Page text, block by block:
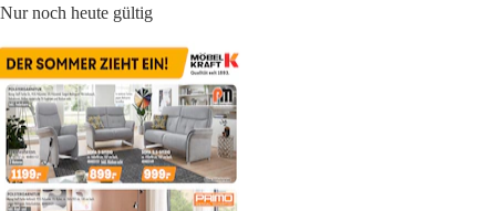
Nur noch heute gültig